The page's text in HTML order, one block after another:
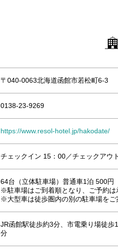
〒040-0063北海道函館市若松町6-3
0138-23-9269
https://www.resol-hotel.jp/hakodate/
チェックイン 15：00／チェックアウ
64台（立体駐車場）普通車1泊 500円
※駐車場はご到着順となり、ご予約は
※大型車は徒歩圏内の別の駐車場をご
JR函館駅徒歩約3分、市電乗り場徒歩
分